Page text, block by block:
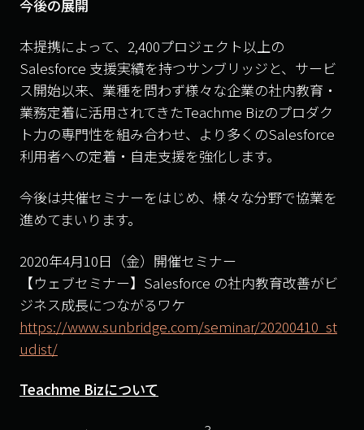
今後の展開
本提携によって、2,400プロジェクト以上の
Salesforce 支援実績を持つサンブリッジと、サービ
ス開始以来、業種を問わず様々な企業の社内教育・
業務定着に活用されてきたTeachme Bizのプロダク
ト力の専門性を組み合わせ、より多くのSalesforce
利用者への定着・自走支援を強化します。
今後は共催セミナーをはじめ、様々な分野で協業を
進めてまいります。
2020年4月10日（金）開催セミナー
【ウェブセミナー】Salesforce の社内教育改善がビ
ジネス成長につながるワケ
https://www.sunbridge.com/seminar/20200410_st
udist/
Teachme Bizについて